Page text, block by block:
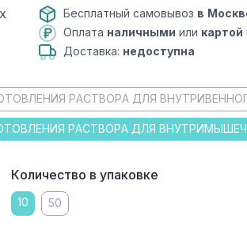
Бесплатный самовывоз в
Оплата наличными или картой
Доставка: недоступна
РАСТВОРА ДЛЯ
РАСТВОРА ДЛЯ
Количество в упаковке
10 50